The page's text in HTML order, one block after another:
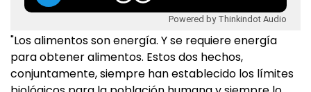
Powered by Thinkindot Audio
"Los alimentos son energía. Y se requiere energía
para obtener alimentos. Estos dos hechos,
conjuntamente, siempre han establecido los límites